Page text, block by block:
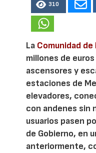
310
La Comunidad de
millones de
ascensores y
estaciones de
elevadores,
con andenes sin
usuarios pasen
de Gobierno, en
anteriormente,